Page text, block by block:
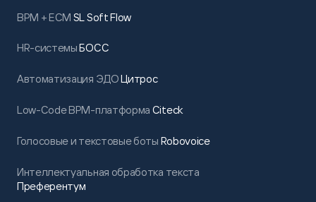
BPM + ECM SL Soft Flow
HR-системыБОСС
Автоматизация ЭДОЦитрос
Low-Code BPM-платформа Citeck
Голосовые и текстовые боты Robovoice
Интеллектуальная обработка текста
Преферентум